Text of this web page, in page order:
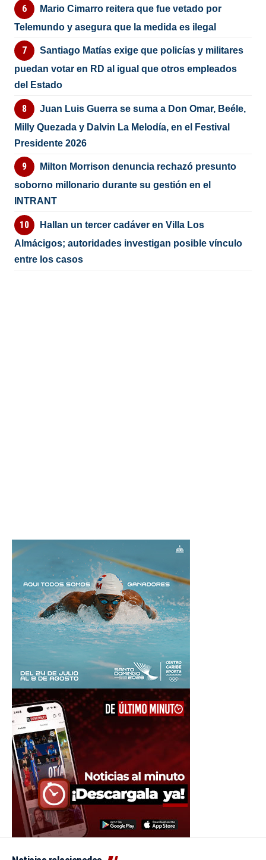
Mario Cimarro reitera que fue vetado por
Telemundo y asegura que la medida es ilegal
Santiago Matías exige que policías y militares
puedan votar en RD al igual que otros empleados
del Estado
Juan Luis Guerra se suma a Don Omar, Beéle,
Milly Quezada y Dalvin La Melodía, en el Festival
Presidente 2026
Milton Morrison denuncia rechazó presunto
soborno millonario durante su gestión en el
INTRANT
Hallan un tercer cadáver en Villa Los
Almácigos; autoridades investigan posible vínculo
entre los casos